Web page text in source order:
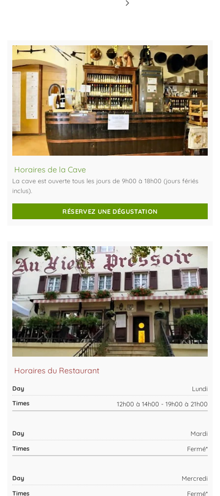
Horaires de la Cave
La cave est ouverte tous les jours de 9h00 à 18h00 (jours fériés
inclus).
RÉSERVEZ UNE DÉGUSTATION
Horaires du Restaurant
Lundi
12h00 à 14h00 - 19h00 à 21h00
Mardi
Fermé*
Mercredi
Fermé*